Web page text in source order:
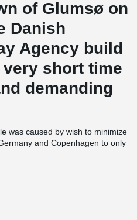
of Glumsø on
Danish
Agency build
short time
demanding
was caused by wish to minimize
and Copenhagen to only
steel.
and the additional foundations